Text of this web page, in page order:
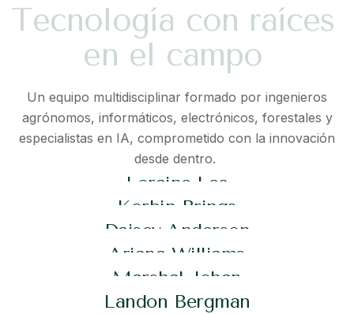
Tecnología con raíces
en el campo
Un equipo multidisciplinar formado por ingenieros
agrónomos, informáticos, electrónicos, forestales y
especialistas en IA, comprometido con la innovación
desde dentro.
Darren Chandler
Seeding Specialist
Michael Johnson
Landscapers
Loraine Lee
Transportation Specialist
Korbin Brings
Soil Tester
Daisey Anderson
Seeding Specialist
Ariana Williams
Landscapers
Marshal Johan
Soil Tester
Landon Bergman